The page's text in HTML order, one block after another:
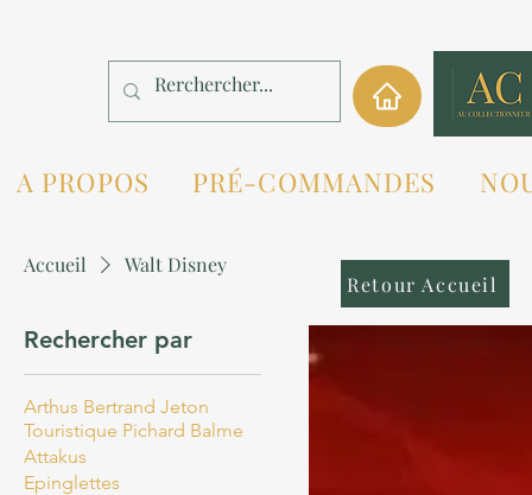
A PROPOS PRÉ-COMMANDES
Accueil Walt Disney
Rechercher par
Arthus Bertrand Jeton
Touristique Pichard Balme
Attakus
Epinglettes
Retour Accueil